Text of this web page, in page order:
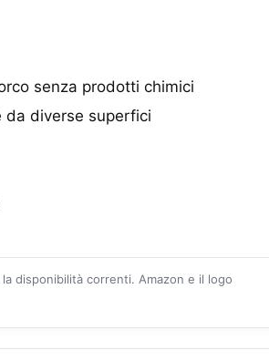
senza prodotti chimici
da diverse superfici
disponibilità correnti. Amazon e il logo